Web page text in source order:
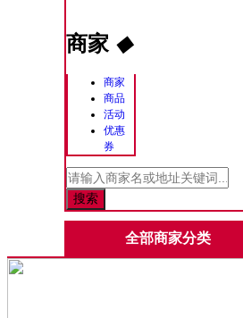
商家 ◆
商家
商品
活动
优惠
券
全部商家分类